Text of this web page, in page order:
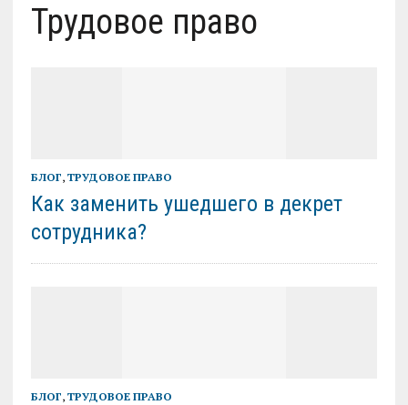
Трудовое право
БЛОГ, ТРУДОВОЕ ПРАВО
Как заменить ушедшего в декрет
сотрудника?
БЛОГ, ТРУДОВОЕ ПРАВО